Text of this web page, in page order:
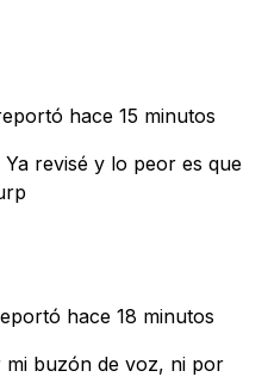
hace 15 minutos
revisé y lo peor es que
hace 18 minutos
mi buzón de voz, ni por